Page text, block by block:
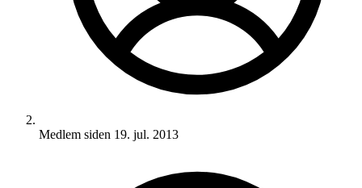
Medlem siden 19. jul. 2013